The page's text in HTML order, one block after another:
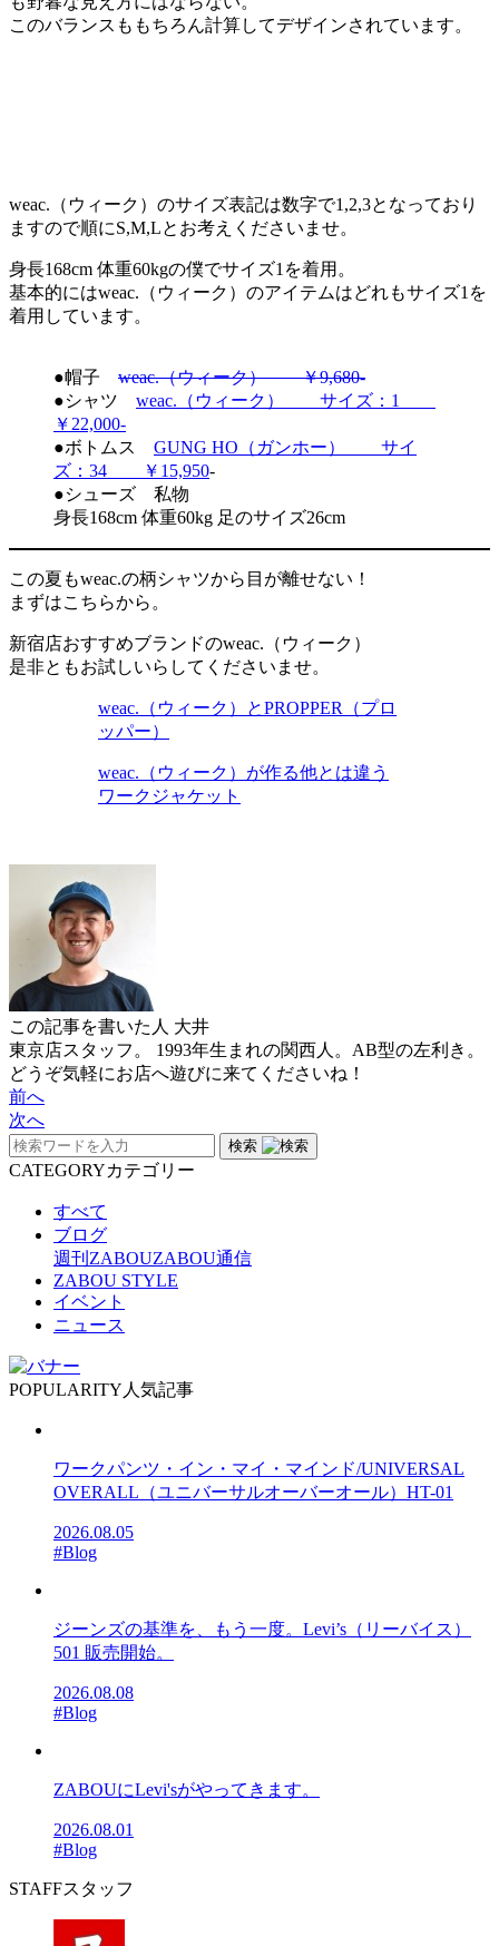
このバランスももちろん計算してデザインされています。
weac.（ウィーク）のサイズ表記は数字で1,2,3となっており
ますので順にS,M,Lとお考えくださいませ。
身長168cm 体重60kgの僕でサイズ1を着用。
基本的にはweac.（ウィーク）のアイテムはどれもサイズ1を
着用しています。
●帽子 weac.（ウィーク） ￥9,680-
●シャツ weac.（ウィーク） サイズ：1
￥22,000-
●ボトムス GUNG HO（ガンホー） サイ
ズ：34 ￥15,950-
●シューズ 私物
身長168cm 体重60kg 足のサイズ26cm
この夏もweac.の柄シャツから目が離せない！
まずはこちらから。
新宿店おすすめブランドのweac.（ウィーク）
是非ともお試しいらしてくださいませ。
weac.（ウィーク）とPROPPER（プロ
ッパー）
weac.（ウィーク）が作る他とは違う
ワークジャケット
この記事を書いた人 大井
東京店スタッフ。 1993年生まれの関西人。AB型の左利き。
どうぞ気軽にお店へ遊びに来てくださいね！
前へ
次へ
検索
CATEGORYカテゴリー
すべて
ブログ
週刊ZABOUZABOU通信
ZABOU STYLE
イベント
ニュース
POPULARITY 人気記事
ワークパンツ・イン・マイ・マインド/UNIVERSAL
OVERALL（ユニバーサルオーバーオール）HT-01
2026.08.05
#Blog
ジーンズの基準を、もう一度。Levi’s（リーバイス）
501 販売開始。
2026.08.08
#Blog
ZABOUにLevi'sがやってきます。
2026.08.01
#Blog
STAFFスタッフ